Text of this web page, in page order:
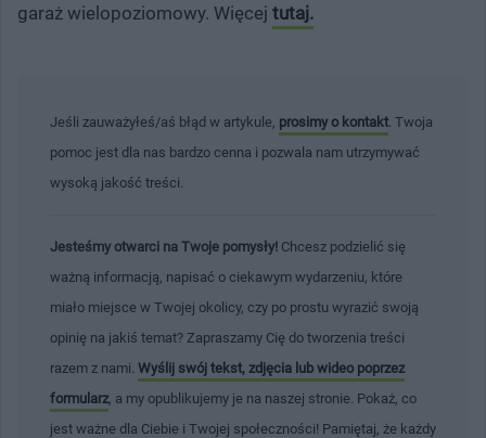
garaż wielopoziomowy. Więcej tutaj.
Jeśli zauważyłeś/aś błąd w artykule, prosimy o kontakt . Twoja
pomoc jest dla nas bardzo cenna i pozwala nam utrzymywać
wysoką jakość treści.
Jesteśmy otwarci na Twoje pomysły! Chcesz podzielić się
ważną informacją, napisać o ciekawym wydarzeniu, które
miało miejsce w Twojej okolicy, czy po prostu wyrazić swoją
opinię na jakiś temat? Zapraszamy Cię do tworzenia treści
razem z nami. Wyślij swój tekst, zdjęcia lub wideo poprzez
formularz , a my opublikujemy je na naszej stronie. Pokaż, co
jest ważne dla Ciebie i Twojej społeczności! Pamiętaj, że każdy